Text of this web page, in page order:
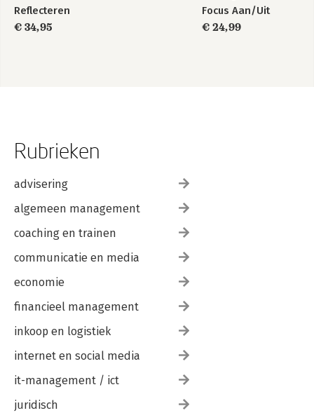
Reflecteren
€ 34,95
Focus Aan/Uit
€ 24,99
Rubrieken
advisering
algemeen management
coaching en trainen
communicatie en media
economie
financieel management
inkoop en logistiek
internet en social media
it-management / ict
juridisch